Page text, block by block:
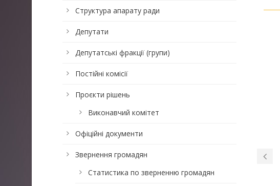
Структура апарату ради
Депутати
Депутатські фракції (групи)
Постійні комісії
Проєкти рішень
Виконавчий комітет
Офіційні документи
Звернення громадян
Статистика по зверненню громадян